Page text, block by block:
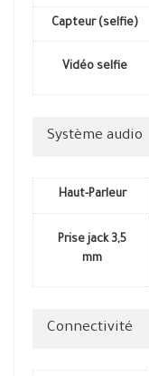
Capteur (selfie)
Vidéo selfie
Système audio
Haut-Parleur
Prise jack 3,5
mm
Connectivité